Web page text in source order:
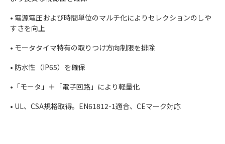
• 電源電圧および時間単位のマルチ化によりセレクションのしや
すさを向上
• モータタイマ特有の取りつけ方向制限を排除
• 防水性（IP65）を確保
•「モータ」＋「電子回路」により軽量化
• UL、CSA規格取得。EN61812-1適合、CEマーク対応